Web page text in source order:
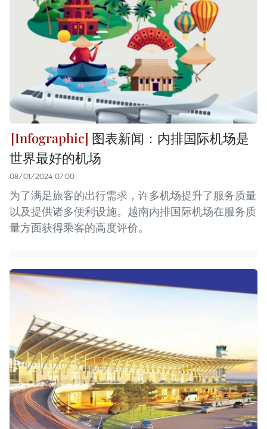
图表新闻：内排国际机场是
世界最好的机场
08/01/2024 07:00
为了满足旅客的出行需求，许多机场提升了服务质量
以及提供诸多便利设施。越南内排国际机场在服务质
量方面获得乘客的高度评价。